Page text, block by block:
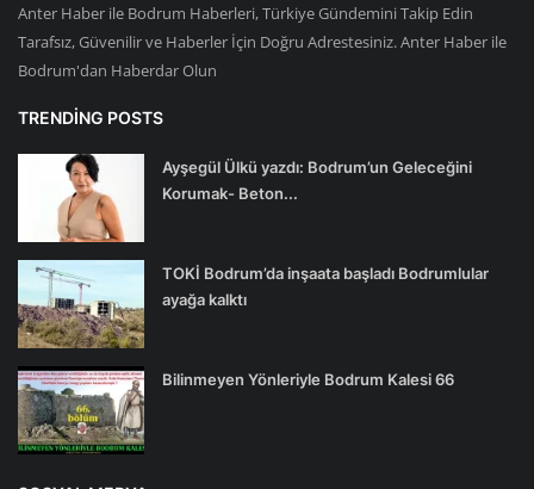
Anter Haber ile Bodrum Haberleri, Türkiye Gündemini Takip Edin
Tarafsız, Güvenilir ve Haberler İçin Doğru Adrestesiniz. Anter Haber ile
Bodrum'dan Haberdar Olun
TRENDING POSTS
Ayşegül Ülkü yazdı: Bodrum’un Geleceğini
Korumak- Beton...
TOKİ Bodrum’da inşaata başladı Bodrumlular
ayağa kalktı
Bilinmeyen Yönleriyle Bodrum Kalesi 66